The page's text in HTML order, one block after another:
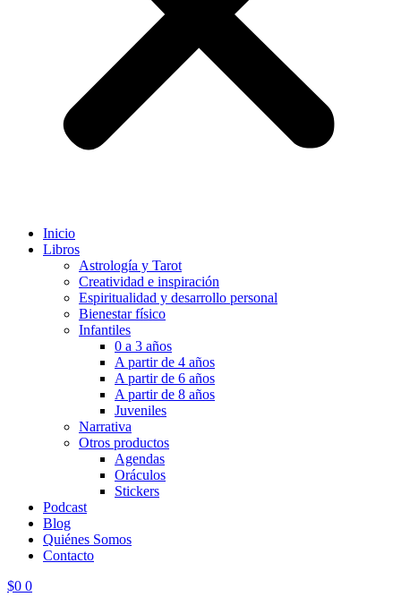
Inicio
Libros
Astrología y Tarot
Creatividad e inspiración
Espiritualidad y desarrollo personal
Bienestar físico
Infantiles
0 a 3 años
A partir de 4 años
A partir de 6 años
A partir de 8 años
Juveniles
Narrativa
Otros productos
Agendas
Oráculos
Stickers
Podcast
Blog
Quiénes Somos
Contacto
$0 0